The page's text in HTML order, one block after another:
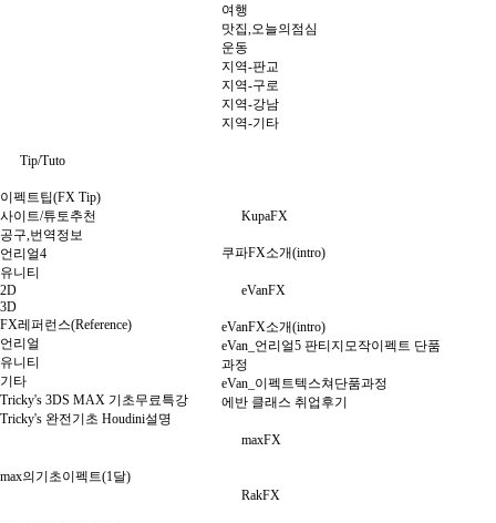
여행
맛집,오늘의점심
운동
지역-판교
지역-구로
지역-강남
지역-기타
Tip/Tuto
이펙트팁(FX Tip)
사이트/튜토추천
공구,번역정보
언리얼4
유니티
2D
3D
FX레퍼런스(Reference)
언리얼
유니티
기타
Tricky's 3DS MAX 기초무료특강
Tricky's 완전기초 Houdini설명
KupaFX
쿠파FX소개(intro)
eVanFX
eVanFX소개(intro)
eVan_언리얼5 판티지모작이펙트 단품
과정
eVan_이펙트텍스쳐단품과정
에반 클래스 취업후기
maxFX
max의기초이펙트(1달)
RakFX